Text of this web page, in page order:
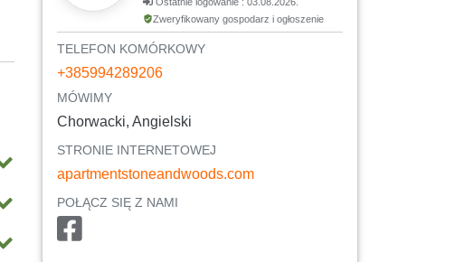
Zweryfikowany gospodarz i ogłoszenie
TELEFON KOMÓRKOWY
+385994289206
MÓWIMY
Chorwacki, Angielski
STRONIE INTERNETOWEJ
apartmentstoneandwoods.com
POŁĄCZ SIĘ Z NAMI